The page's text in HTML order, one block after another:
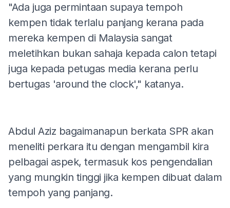
"Ada juga permintaan supaya tempoh
kempen tidak terlalu panjang kerana pada
mereka kempen di Malaysia sangat
meletihkan bukan sahaja kepada calon tetapi
juga kepada petugas media kerana perlu
bertugas 'around the clock'," katanya.
Abdul Aziz bagaimanapun berkata SPR akan
meneliti perkara itu dengan mengambil kira
pelbagai aspek, termasuk kos pengendalian
yang mungkin tinggi jika kempen dibuat dalam
tempoh yang panjang.